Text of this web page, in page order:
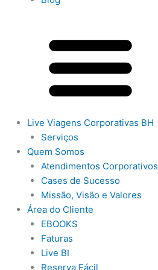
Live Viagens Corporativas BH
Serviços
Quem Somos
Atendimentos Corporativos
Cases de Sucesso
Missão, Visão e Valores
Área do Cliente
EBOOKS
Faturas
Live BI
Reserva Fácil